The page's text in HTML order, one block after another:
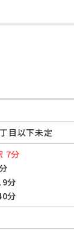
目以下未定
7分
分
分